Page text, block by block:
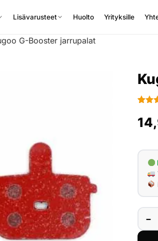
Lisävarusteet Huolto Yrityksille
G-Booster jarrupalat
5:stä
−